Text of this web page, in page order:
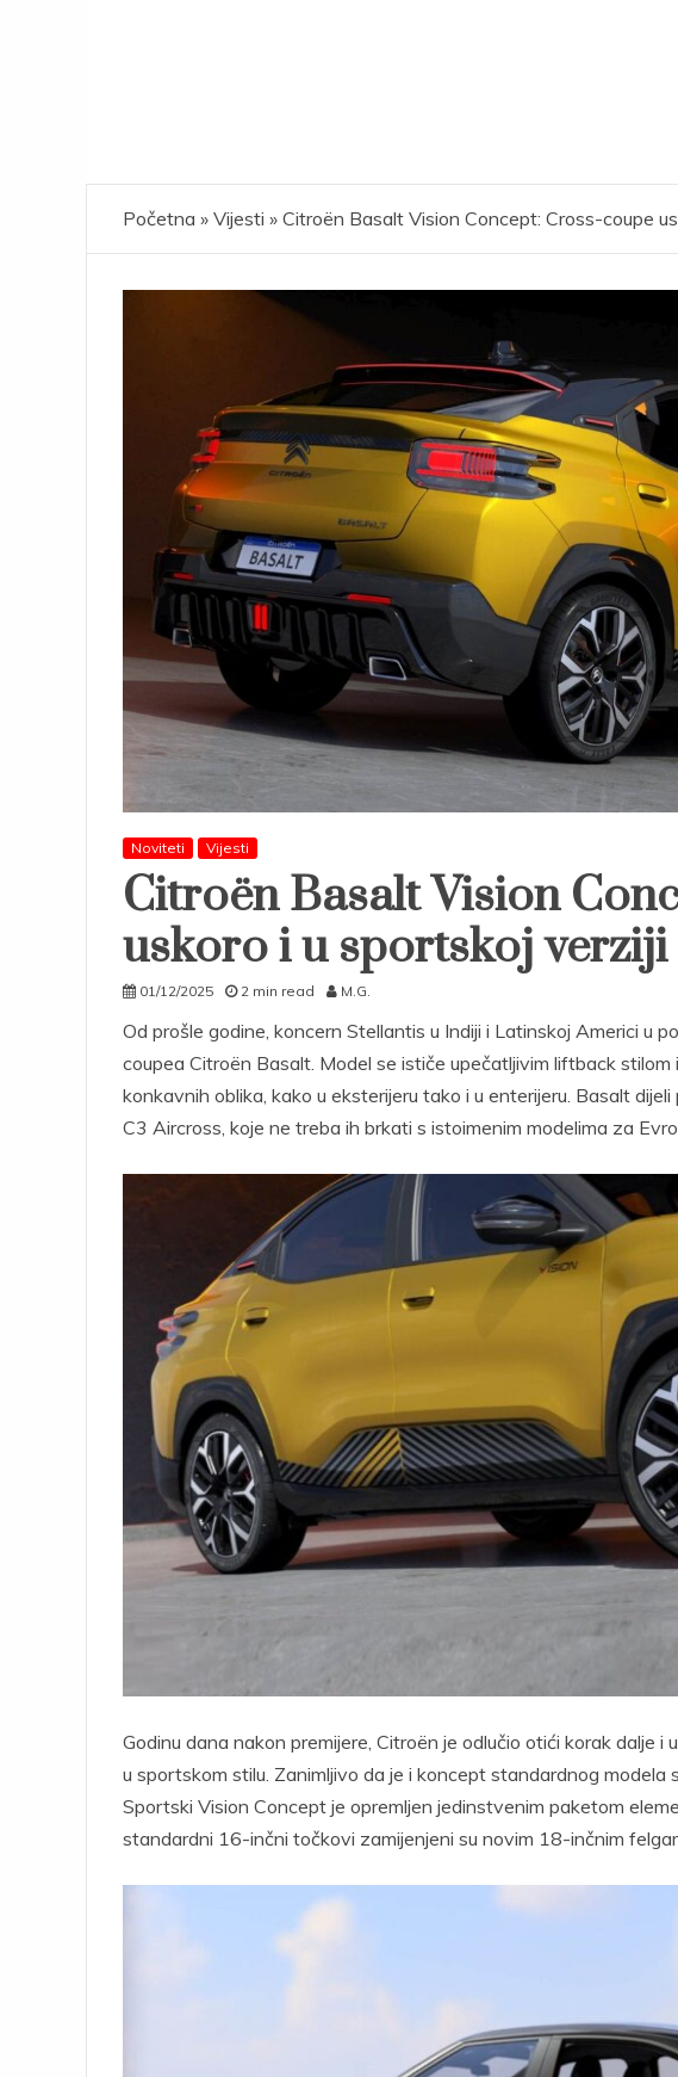
Početna » Vijesti » Citroën Basalt Vision Concept: Cross-coupe
Noviteti Vijesti
Citroën Basalt Vision
uskoro i u sportskoj verziji
01/12/2025 2 min read M.G.
Od prošle godine, koncern Stellantis u Indiji i Latinskoj Americi u
coupea Citroën Basalt. Model se ističe upečatljivim liftback
konkavnih oblika, kako u eksterijeru tako i u enterijeru. Basalt
C3 Aircross, koje ne treba ih brkati s istoimenim modelima za
Godinu dana nakon premijere, Citroën je odlučio otići korak dalje
u sportskom stilu. Zanimljivo da je i koncept standardnog modela
Sportski Vision Concept je opremljen jedinstvenim paketom
standardni 16-inčni točkovi zamijenjeni su novim 18-inčnim